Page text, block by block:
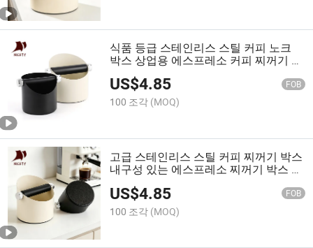
식품 등급 스테인리스 스틸 커피 노크
박스 상업용 에스프레소 커피 찌꺼기 노
크 박스 카페 바 레스토랑용 재고
US$4.85 FOB
100 조각 (MOQ)
고급 스테인리스 스틸 커피 찌꺼기 박스
내구성 있는 에스프레소 찌꺼기 박스 바
US$4.85 FOB
100 조각 (MOQ)